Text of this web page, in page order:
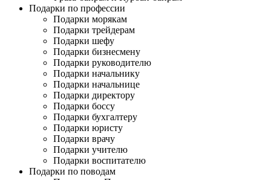
Подарки по профессии
Подарки морякам
Подарки трейдерам
Подарки шефу
Подарки бизнесмену
Подарки руководителю
Подарки начальнику
Подарки начальнице
Подарки директору
Подарки боссу
Подарки бухгалтеру
Подарки юристу
Подарки врачу
Подарки учителю
Подарки воспитателю
Подарки по поводам